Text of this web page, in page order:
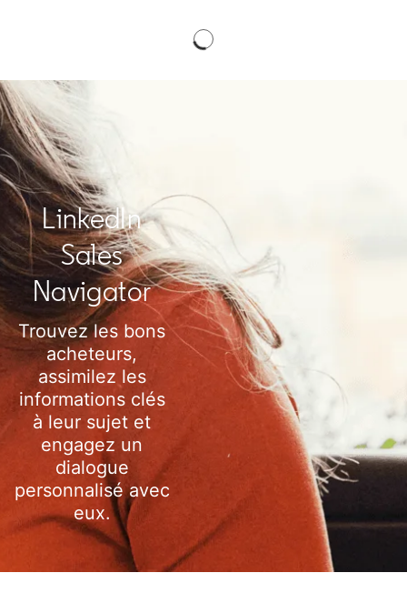
LinkedIn
Sales
Navigator
Trouvez les bons
acheteurs,
assimilez les
informations clés
à leur sujet et
engagez un
dialogue
personnalisé avec
eux.